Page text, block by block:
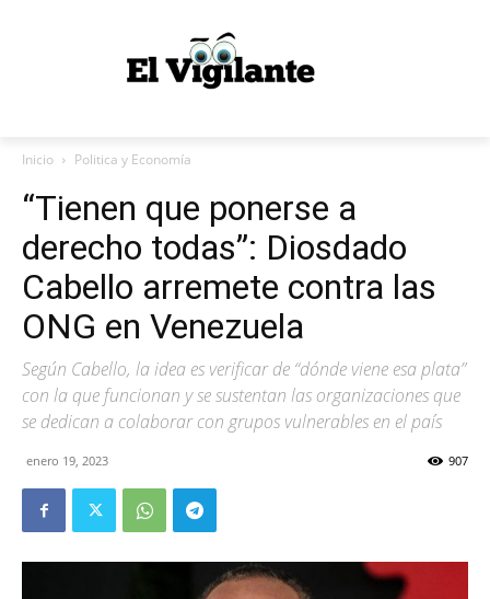
Inicio Politica y Economía
“Tienen que ponerse a
derecho todas”: Diosdado
Cabello arremete contra las
ONG en Venezuela
Según Cabello, la idea es verificar de “dónde viene esa plata”
con la que funcionan y se sustentan las organizaciones que
se dedican a colaborar con grupos vulnerables en el país
enero 19, 2023 907